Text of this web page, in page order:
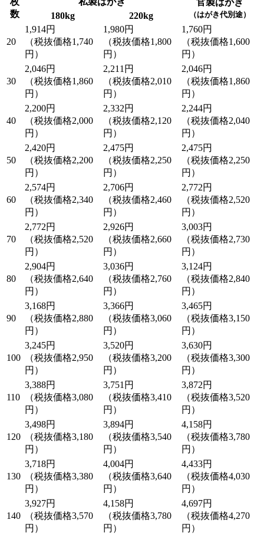
数
官製はがき
（はがき代別途）
180kg 220kg
20
1,914円
（税抜価格1,740
円）
1,980円
（税抜価格1,800
円）
1,760円
（税抜価格1,600
円）
30
2,046円
（税抜価格1,860
円）
2,211円
（税抜価格2,010
円）
2,046円
（税抜価格1,860
円）
40
2,200円
（税抜価格2,000
円）
2,332円
（税抜価格2,120
円）
2,244円
（税抜価格2,040
円）
50
2,420円
（税抜価格2,200
円）
2,475円
（税抜価格2,250
円）
2,475円
（税抜価格2,250
円）
60
2,574円
（税抜価格2,340
円）
2,706円
（税抜価格2,460
円）
2,772円
（税抜価格2,520
円）
70
2,772円
（税抜価格2,520
円）
2,926円
（税抜価格2,660
円）
3,003円
（税抜価格2,730
円）
80
2,904円
（税抜価格2,640
円）
3,036円
（税抜価格2,760
円）
3,124円
（税抜価格2,840
円）
90
3,168円
（税抜価格2,880
円）
3,366円
（税抜価格3,060
円）
3,465円
（税抜価格3,150
円）
100
3,245円
（税抜価格2,950
円）
3,520円
（税抜価格3,200
円）
3,630円
（税抜価格3,300
円）
110
3,388円
（税抜価格3,080
円）
3,751円
（税抜価格3,410
円）
3,872円
（税抜価格3,520
円）
120
3,498円
（税抜価格3,180
円）
3,894円
（税抜価格3,540
円）
4,158円
（税抜価格3,780
円）
130
3,718円
（税抜価格3,380
円）
4,004円
（税抜価格3,640
円）
4,433円
（税抜価格4,030
円）
140
3,927円
（税抜価格3,570
円）
4,158円
（税抜価格3,780
円）
4,697円
（税抜価格4,270
円）